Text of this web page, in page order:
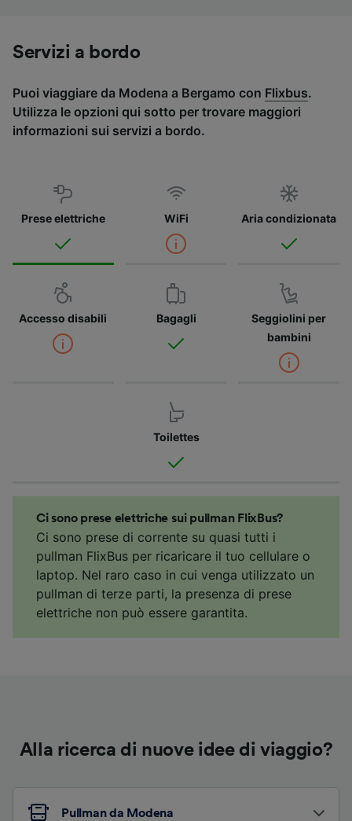
Servizi a bordo
Puoi viaggiare da Modena a Bergamo con Flixbus.
Utilizza le opzioni qui sotto per trovare maggiori
informazioni sui servizi a bordo.
Prese elettriche WiFi Aria condizionata
Accesso disabili Bagagli
Seggiolini per
bambini
Toilettes
Ci sono prese elettriche sui pullman FlixBus?
Ci sono prese di corrente su quasi tutti i
pullman FlixBus per ricaricare il tuo cellulare o
laptop. Nel raro caso in cui venga utilizzato un
pullman di terze parti, la presenza di prese
elettriche non può essere garantita.
Alla ricerca di nuove idee di viaggio?
Pullman da Modena